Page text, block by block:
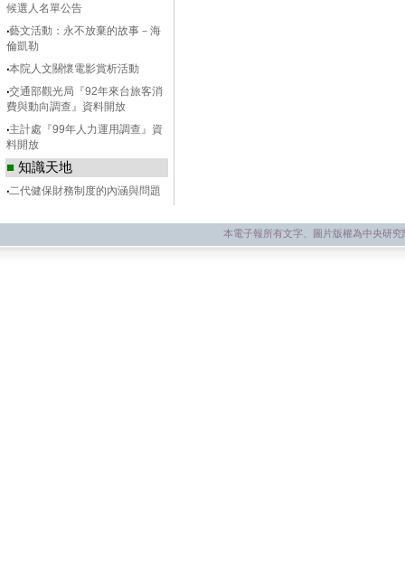
候選人名單公告
‧藝文活動：永不放棄的故事－海
倫凱勒
‧本院人文關懷電影賞析活動
‧交通部觀光局『92年來台旅客消
費與動向調查』資料開放
‧主計處『99年人力運用調查』資
料開放
■ 知識天地
‧二代健保財務制度的內涵與問題
本電子報所有文字、圖片版權為中央研